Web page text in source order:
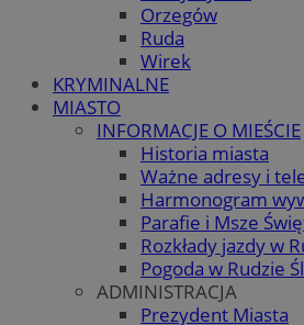
Orzegów
Ruda
Wirek
KRYMINALNE
MIASTO
INFORMACJE O MIEŚCIE
Historia miasta
Ważne adresy i
Harmonogram
Parafie i Msze
Rozkłady jazdy w
Pogoda w Rudzie
ADMINISTRACJA
Prezydent Miasta